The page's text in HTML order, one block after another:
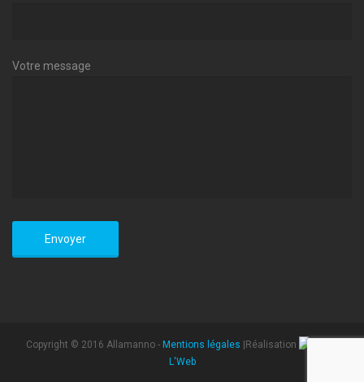
Votre message
Copyright © 2016 Allamanno - Mentions légales |Réalisation
L'Web